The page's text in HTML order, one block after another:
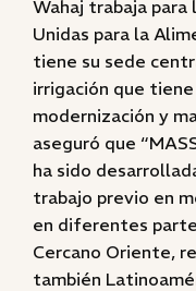
Wahaj trabaja para
Unidas para la
tiene su sede
irrigación que
modernización y
aseguró que
ha sido
trabajo previo en
en diferentes
Cercano Oriente,
también